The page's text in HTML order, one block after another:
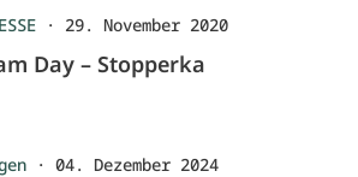
· 29. November 2020
Day – Stopperka
· 04. Dezember 2024